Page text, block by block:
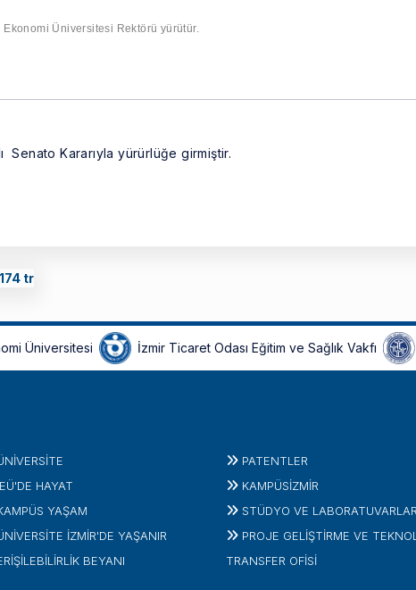
Üniversitesi Rektörü yürütür.
Senato Kararıyla yürürlüğe girmiştir.
Üniversitesi İzmir Ticaret Odası Eğitim ve Sağlık Vakfı
HAYAT
YAŞAM
İZMİR'DE YAŞANIR
BEYANI
PATENTLER
KAMPÜSİZMIR
STÜDYO VE LABORATUVARLAR
PROJE GELIŞTIRME VE
TRANSFER OFISI